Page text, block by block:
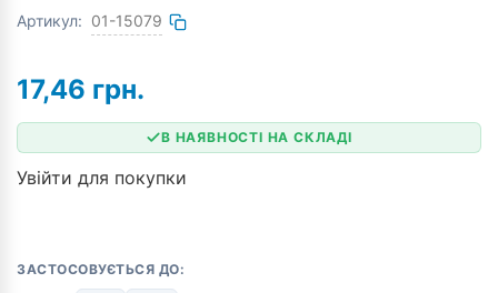
Артикул: 01-15079
ЗАСТОСОВУЄТЬСЯ ДО:
17,46 грн.
В НАЯВНОСТІ НА СКЛАДІ
Увійти для покупки